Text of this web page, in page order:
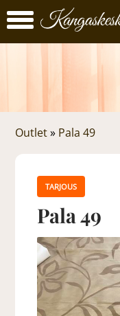
Outlet » Pala 49
TARJOUS
Pala 49